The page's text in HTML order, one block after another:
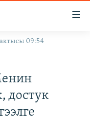
09:54
достук